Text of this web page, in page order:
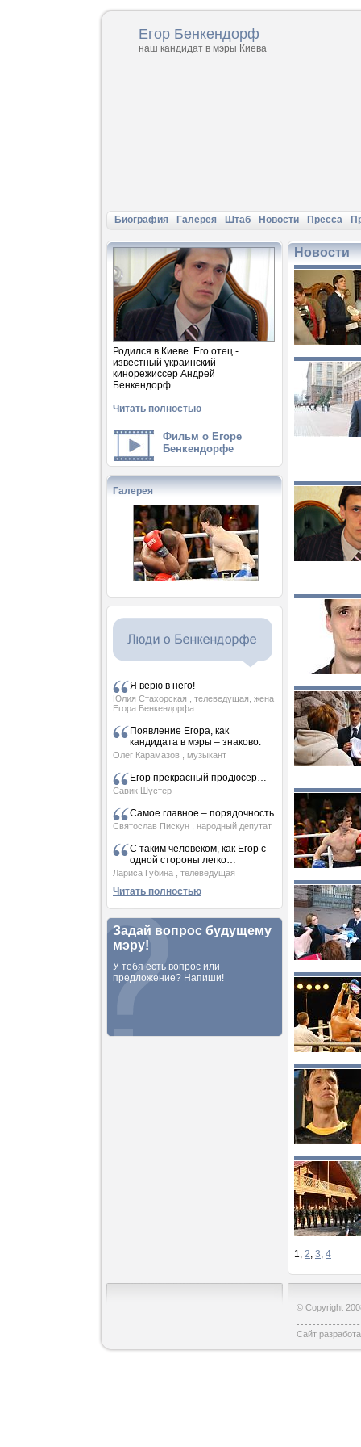
Егор Бенкендорф
наш кандидат в мэры Киева
Биография Галерея Штаб Новости Пресса
Родился в Киеве. Его отец -
известный украинский
кинорежиссер Андрей
Бенкендорф.
Читать полностью
Фильм о Егоре
Бенкендорфе
Галерея
Я верю в него!
Юлия Стахорская
, телеведущая, жена
Егора Бенкендорфа
Появление Егора, как
кандидата в мэры – знаково.
Олег Карамазов , музыкант
Егор прекрасный продюсер…
Савик Шустер
Самое главное – порядочность.
Святослав Пискун , народный депутат
С таким человеком, как Егор с
одной стороны легко…
Лариса Губина , телеведущая
Читать полностью
Задай вопрос будущему
мэру!
У тебя есть вопрос или
предложение? Напиши!
Новости
1, 2, 3, 4
© Copyright
Сайт